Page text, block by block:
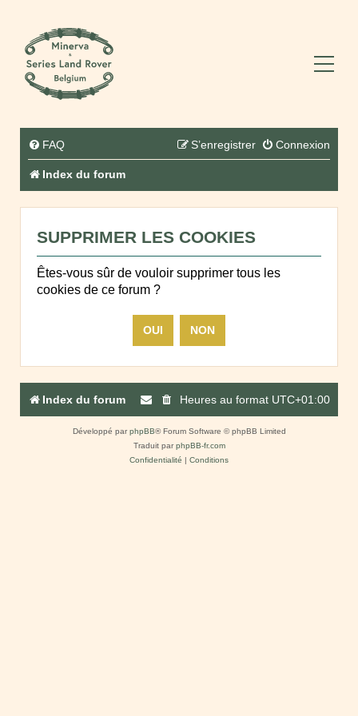
FAQ Connexion
S’enregistrer
Index du forum
SUPPRIMER LES COOKIES
Êtes-vous sûr de vouloir supprimer tous les
cookies de ce forum ?
Index du forum Heures au format UTC+01:00
Développé parphpBB® Forum Software © phpBB Limited
Traduit parphpBB-fr.com
Confidentialité | Conditions